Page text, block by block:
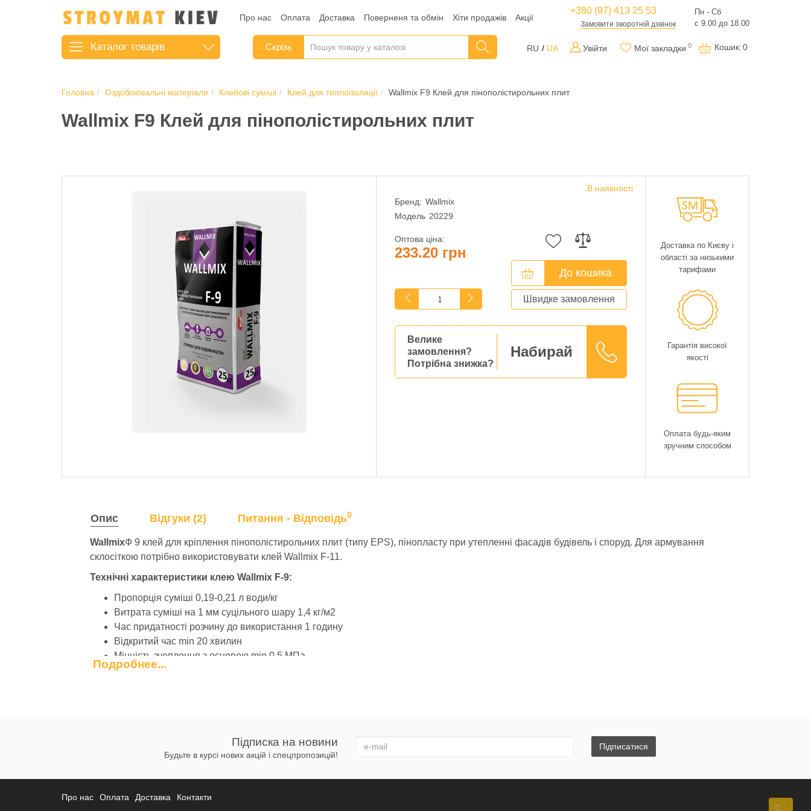
Про нас Оплата Доставка Поверненя та обмін Хіти продажів Акції
+380 (97) 413 25 53
Замовити зворотній дзвінок
Пн - Сб
с 9.00 до 18.00
Каталог товарів Скрізь RU UA Увійти Мої закладки 0 Кошик: 0
Головна Оздоблювальні матеріали Клейові суміші Клей для теплоізоляції Wallmix F9 Клей для пінополістирольних плит
Wallmix F9 Клей для пінополістирольних плит
Бренд: Wallmix
Модель 20229
В наявності
Оптова ціна:
233.20 грн
До кошика
Швидке замовлення
Велике
замовлення?
Потрібна знижка?
Набирай
Доставка по Києву і
області за низькими
тарифами
Гарантія високої
якості
Оплата будь-яким
зручним способом
Опис Відгуки (2) Питання - Відповідь0
WallmixФ 9 клей для кріплення пінополістирольних плит (типу EPS), пінопласту при утепленні фасадів будівель і споруд. Для армування
склосіткою потрібно використовувати клей Wallmix F-11.
Технічні характеристики клею Wallmix F-9:
Пропорція суміші 0,19-0,21 л води/кг
Витрата суміші на 1 мм суцільного шару 1,4 кг/м2
Час придатності розчину до використання 1 годину
Відкритий час min 20 хвилин
Міцність зчеплення з основою min 0,5 МПа
Адгезія до пінополістиролу через 7 діб витримки (когезійний розрив по утеплювачу)
Нерівності більше 10 мм слід попередньо вирівняти оштукатурюванням поверхні (наприклад, штукатурною сумішшю WALLMIX С-13, С-15,
Смуги, нанесені по периметру повинні мати розриви. Площа приклеювання повинна становити не менше 60% від площі плити.
Подробнее...
Підписка на новини
Будьте в курсі нових акцій і спецпропозицій!
Підписатися
Про нас Оплата Доставка Контакти